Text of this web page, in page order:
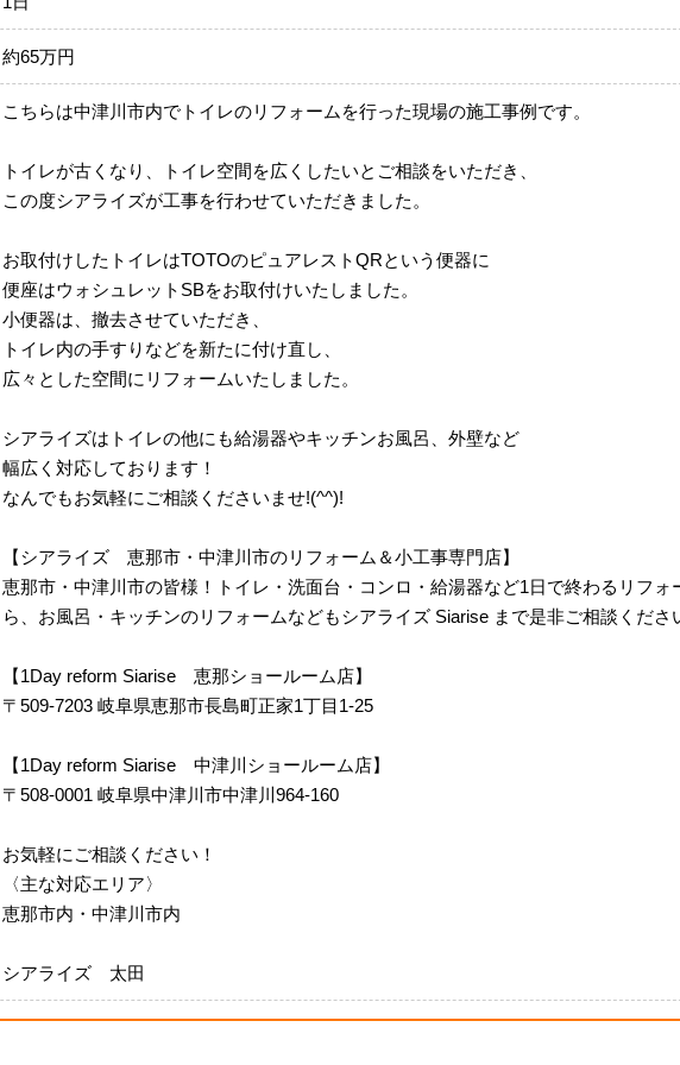
約65万円
こちらは中津川市内でトイレのリフォームを行った現場の施工事例です。
トイレが古くなり、トイレ空間を広くしたいとご相談をいただき、
この度シアライズが工事を行わせていただきました。
お取付けしたトイレはTOTOのピュアレストQRという便器に
便座はウォシュレットSBをお取付けいたしました。
小便器は、撤去させていただき、
トイレ内の手すりなどを新たに付け直し、
広々とした空間にリフォームいたしました。
シアライズはトイレの他にも給湯器やキッチンお風呂、外壁など
幅広く対応しております！
なんでもお気軽にご相談くださいませ!(^^)!
【シアライズ 恵那市・中津川市のリフォーム＆小工事専門店】
恵那市・中津川市の皆様！トイレ・洗面台・コンロ・給湯器など1日で終わるリフォ
ら、お風呂・キッチンのリフォームなどもシアライズ Siarise まで是非ご相談くださ
【1Day reform Siarise 恵那ショールーム店】
〒509-7203 岐阜県恵那市長島町正家1丁目1-25
【1Day reform Siarise 中津川ショールーム店】
〒508-0001 岐阜県中津川市中津川964-160
お気軽にご相談ください！
〈主な対応エリア〉
恵那市内・中津川市内
シアライズ 太田